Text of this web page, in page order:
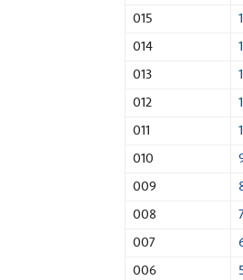
015
014
013
012
011
010
009
008
007
006